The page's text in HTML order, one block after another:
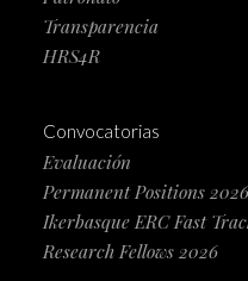
Transparencia
HRS4R
Convocatorias
Evaluación
Permanent Positions 2026
Ikerbasque ERC Fast
Research Fellows 2026